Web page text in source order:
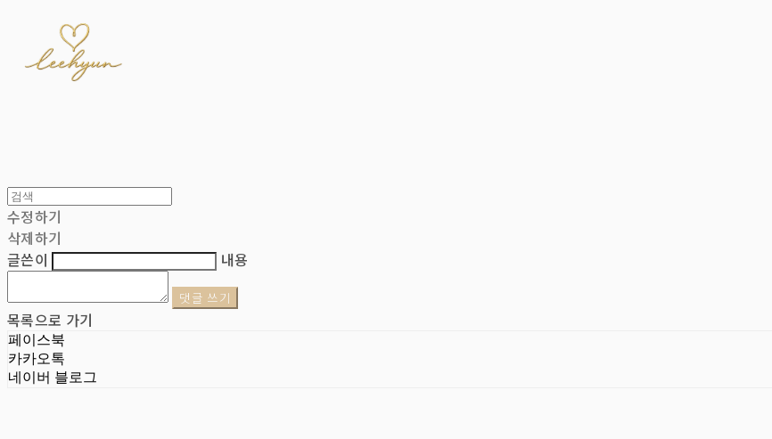
수정하기
삭제하기
글쓴이
내용
댓글 쓰기
목록으로 가기
페이스북
카카오톡
네이버 블로그